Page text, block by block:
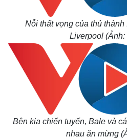
Nỗi thất vọng của thủ thành
Liverpool (Ảnh:
Bên kia chiến tuyến, Bale và
nhau ăn mừng